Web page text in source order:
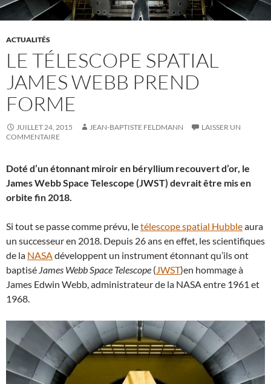
ACTUALITÉS
LE TÉLESCOPE SPATIAL
JAMES WEBB PREND
FORME
JUILLET 24, 2015 JEAN-BAPTISTE FELDMANN
LAISSER UN
COMMENTAIRE
Doté d’un étonnant miroir en béryllium recouvert d’or, le
James Webb Space Telescope (JWST) devrait être mis en
orbite fin 2018.
Si tout se passe comme prévu, letélescope spatial Hubbleaura
un successeur en 2018. Depuis 26 ans en effet, les scientifiques
de la NASAdéveloppent un instrument étonnant qu’ils ont
baptisé James Webb Space Telescope (JWST)en hommage à
James Edwin Webb, administrateur de la NASA entre 1961 et
1968.